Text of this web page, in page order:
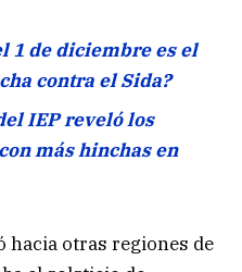
1 de diciembre es el
contra el Sida?
IEP reveló los
más hinchas en
otras regiones de